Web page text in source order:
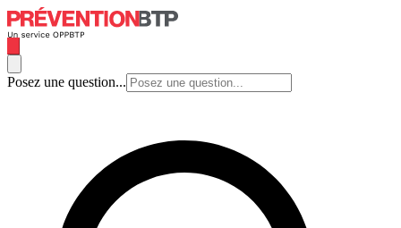
Posez une question...